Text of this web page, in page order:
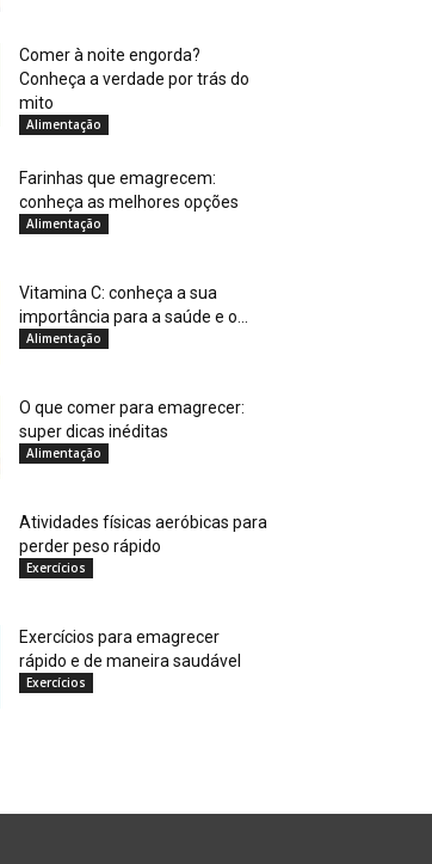
Comer à noite engorda?
Conheça a verdade por trás do
mito
Alimentação
Farinhas que emagrecem:
conheça as melhores opções
Alimentação
Vitamina C: conheça a sua
importância para a saúde e o...
Alimentação
O que comer para emagrecer:
super dicas inéditas
Alimentação
Atividades físicas aeróbicas para
perder peso rápido
Exercícios
Exercícios para emagrecer
rápido e de maneira saudável
Exercícios